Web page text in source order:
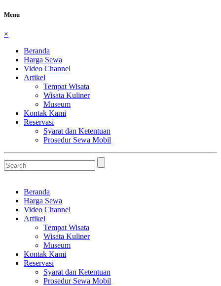
Menu
×
Beranda
Harga Sewa
Video Channel
Artikel
Tempat Wisata
Wisata Kuliner
Museum
Kontak Kami
Reservasi
Syarat dan Ketentuan
Prosedur Sewa Mobil
Beranda
Harga Sewa
Video Channel
Artikel
Tempat Wisata
Wisata Kuliner
Museum
Kontak Kami
Reservasi
Syarat dan Ketentuan
Prosedur Sewa Mobil